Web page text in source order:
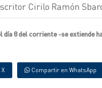
Cirilo Ramón
día 8 del corriente -se
Compartir en WhatsApp